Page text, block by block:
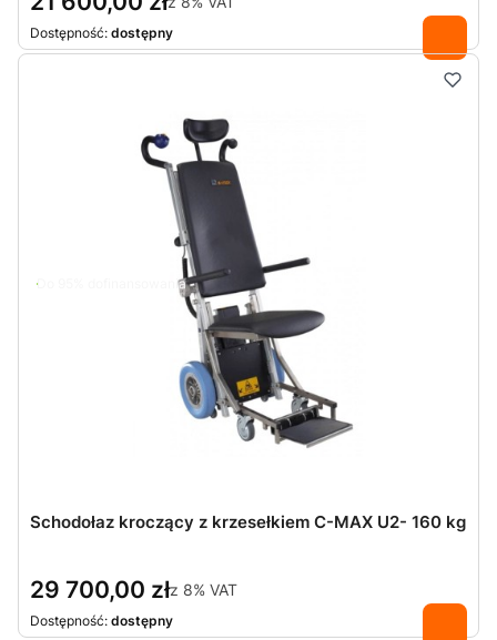
Dostępność: dostępny
Do 95% dofinansowania
Schodołaz kroczący z krzesełkiem C-MAX U2- 160 kg
29 700,00 złz 8% VAT
Dostępność: dostępny